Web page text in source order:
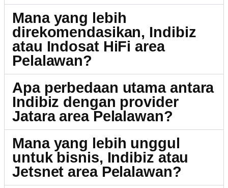
Mana yang lebih
direkomendasikan, Indibiz
atau Indosat HiFi area
Pelalawan?
Apa perbedaan utama antara
Indibiz dengan provider
Jatara area Pelalawan?
Mana yang lebih unggul
untuk bisnis, Indibiz atau
Jetsnet area Pelalawan?